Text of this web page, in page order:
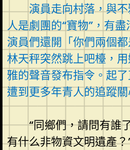
演員走向村落，與
人是劇團的“寶物”，有
演員們還開「你們兩個都
林天秤突然跳上吧檯，
雅的聲音發布指令。起
遭到更多年青人的追蹤
“同鄉們，請問有誰
有什么非物資文明遺產？